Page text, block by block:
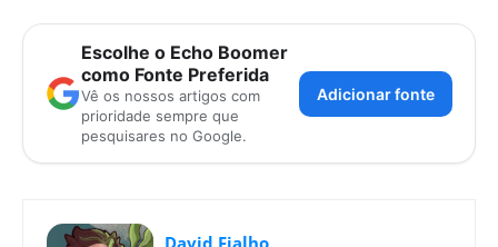
Escolhe o Echo Boomer
como Fonte Preferida
Vê os nossos artigos com
prioridade sempre que
pesquisares no Google.
Adicionar fonte